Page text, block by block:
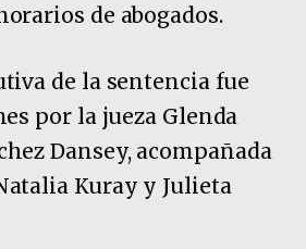
de abogados.
de la sentencia fue
por la jueza Glenda
Dansey, acompañada
Kuray y Julieta